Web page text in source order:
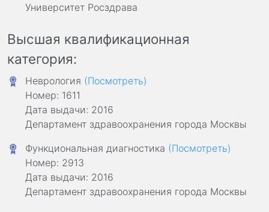
Университет Росздрава
Высшая квалификационная
категория:
Неврология (Посмотреть)
Номер: 1611
Дата выдачи: 2016
Департамент здравоохранения города Москвы
Функциональная диагностика (Посмотреть)
Номер: 2913
Дата выдачи: 2016
Департамент здравоохранения города Москвы